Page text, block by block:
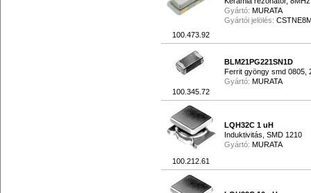
100.473.92
Gyártó: MURATA
Gyártói jelölés:
100.345.72
BLM21PG221SN1D
Ferrit gyöngy smd 0805,
Gyártó: MURATA
100.212.61
LQH32C 1 uH
Induktivitás, SMD 1210
Gyártó: MURATA